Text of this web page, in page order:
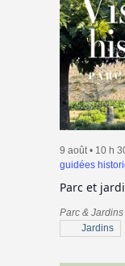
Parc et
9 août • 10 h
guidées
Parc & Jardins
Jardins